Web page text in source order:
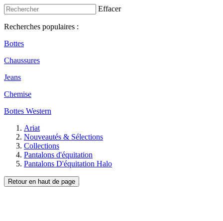
Effacer
Recherches populaires :
Bottes
Chaussures
Jeans
Chemise
Bottes Western
Ariat
Nouveautés & Sélections
Collections
Pantalons d'équitation
Pantalons D'équitation Halo
Retour en haut de page